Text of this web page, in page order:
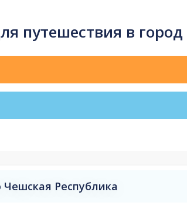
путешествия в город
Республика